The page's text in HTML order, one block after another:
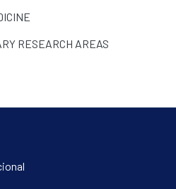
RESEARCH AREAS